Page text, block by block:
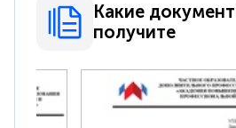
Какие
получите